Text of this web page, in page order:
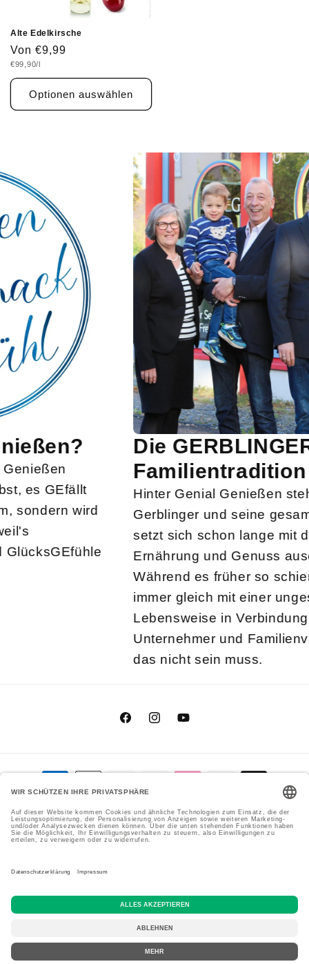
Alte Edelkirsche
Normaler
Preis
Von €9,99
Grundpreis
€99,90/l
Optionen auswählen
Die GERBLINGERs –
Familientradition seit 1863
Hinter Genial Genießen steht Andreas
Gerblinger und seine gesamte Familie. Andy
setzt sich schon lange mit dem Thema
Ernährung und Genuss auseinander.
Während es früher so schien, dass Genuss
immer gleich mit einer ungesunden
Lebensweise in Verbindung steht, weiß der
Unternehmer und Familienvater heute, dass
das nicht sein muss.
FacebookInstagram
Zahlungsmethoden
© 2026,Genial Genießen GmbHCookie-Einstellungen
Vertrag widerrufen